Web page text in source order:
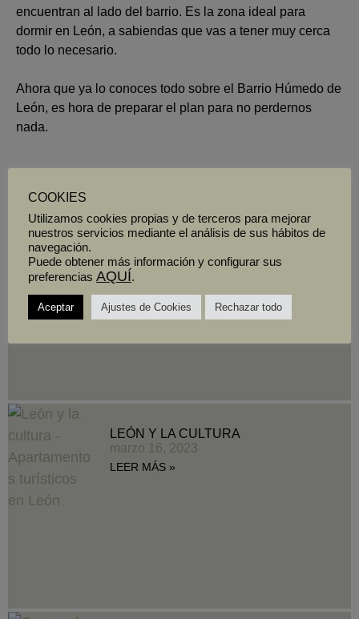
encuentran al lado del barrio. Es la zona ideal para
dormir en León, a sabiendas que vas a tener muy cerca
todo lo necesario.
Ahora que ya lo conoces todo sobre el Barrio Húmedo de
León, es hora de preparar el plan para no perdernos
nada.
ÚLTIMAS ENTRADAS
SEMANA SANTA EN LEÓN
LEER MÁS »
LEÓN Y LA CULTURA
marzo 16, 2023
LEER MÁS »
COOKIES
Utilizamos cookies propias y de terceros para mejorar
nuestros servicios mediante el análisis de sus hábitos de
navegación.
Puede obtener más información y configurar sus
preferencias AQUÍ.
Aceptar Ajustes de Cookies Rechazar todo